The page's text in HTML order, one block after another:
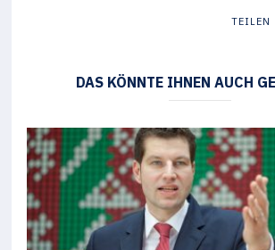
TEILEN
DAS KÖNNTE IHNEN AUCH